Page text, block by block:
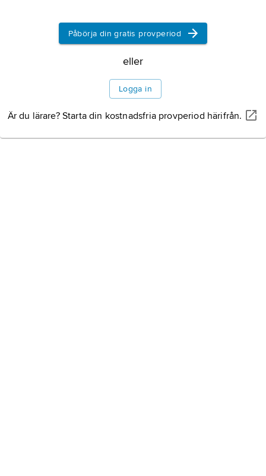
Påbörja din gratis provperiod
eller
Logga in
Är du lärare? Starta din kostnadsfria provperiod härifrån.